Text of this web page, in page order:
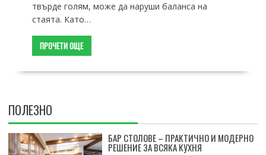
твърде голям, може да наруши баланса на
стаята. Като…
ПРОЧЕТИ ОЩЕ
ПОЛЕЗНО
БАР СТОЛОВЕ – ПРАКТИЧНО И МОДЕРНО
РЕШЕНИЕ ЗА ВСЯКА КУХНЯ